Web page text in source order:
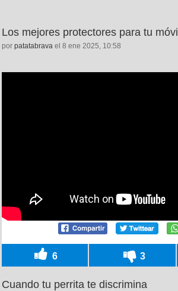
Los mejores protectores para tu móvil
por patatabrava el 8 ene 2025, 10:58
6 3
Cuando tu perrita te discrimina